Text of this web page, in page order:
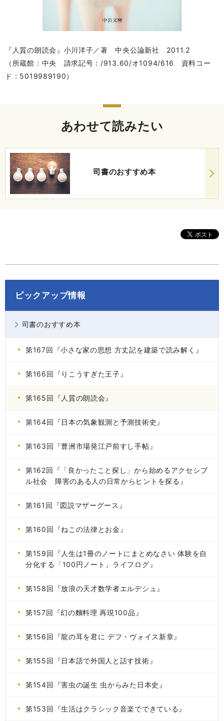
『人質の朗読会』小川洋子／著 中央公論新社 2011.2
（所蔵館：中央 請求記号：/913.60/オ1094/616 資料コー
ド：5019989190）
あわせて読みたい
司書のおすすめ本
ピックアップ情報
司書のおすすめ本
第167回『小さな家の思想 方丈記を建築で読み解く』
第166回『りこうすぎた王子』
第165回『人質の朗読会』
第164回『日本の気象観測と予測技術史』
第163回『豊洲市場発江戸前すし手帖』
第162回『「良かったこと探し」から始めるアクセシブ
ル社会 障害のある人の日常からヒントを探る』
第161回『図説マザーグース』
第160回『ねこの法律とお金』
第159回『人生は1冊のノートにまとめなさい 体験を自
分化する「100円ノート」ライフログ』
第158回『放浪の天才数学者エルデシュ』
第157回『幻の麵料理 再現100品』
第156回『龍の耳を君に デフ・ヴォイス新章』
第155回『日本語で外国人と話す技術』
第154回『害虫の誕生 虫からみた日本史』
第153回『生活はクラシック音楽でできている』